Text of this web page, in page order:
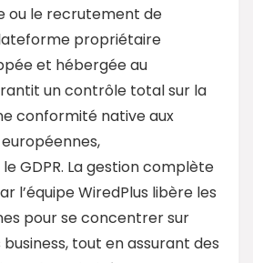
ou le recrutement de
propriétaire
et hébergée au
un contrôle total sur la
conformité native aux
GDPR. La gestion complète
l’équipe WiredPlus libère les
pour se concentrer sur
tout en assurant des